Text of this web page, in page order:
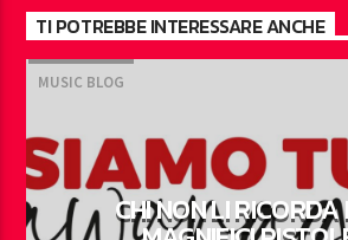
TI POTREBBE INTERESSARE ANCHE
MUSIC BLOG
CHI NON LI